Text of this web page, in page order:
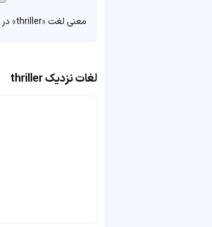
معنی لغت «thriller» در
لغات نزدیک thriller